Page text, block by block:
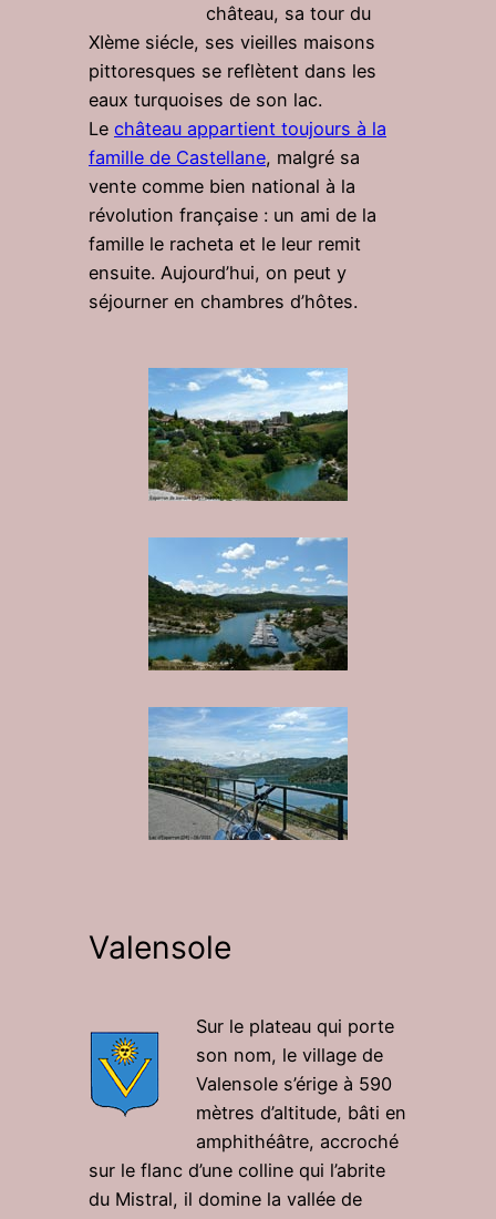
château, sa tour du
XIème siécle, ses vieilles maisons
pittoresques se reflètent dans les
eaux turquoises de son lac.
Le château appartient toujours à la
famille de Castellane, malgré sa
vente comme bien national à la
révolution française : un ami de la
famille le racheta et le leur remit
ensuite. Aujourd’hui, on peut y
séjourner en chambres d’hôtes.
Valensole
Sur le plateau qui porte
son nom, le village de
Valensole s’érige à 590
mètres d’altitude, bâti en
amphithéâtre, accroché
sur le flanc d’une colline qui l’abrite
du Mistral, il domine la vallée de